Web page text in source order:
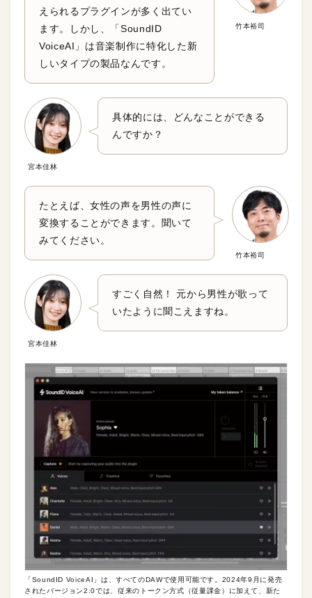
竹本裕司
えられるプラグインが多く出てい
ます。しかし、「SoundID
VoiceAI」は音楽制作に特化した新
しいタイプの製品なんです。
宮本佳林
具体的には、どんなことができる
んですか？
竹本裕司
たとえば、女性の声を男性の声に
変換することができます。聞いて
みてください。
宮本佳林
すごく自然！ 元から男性が歌って
いたように聞こえますね。
「SoundID VoiceAI」は、すべてのDAWで使用可能です。2024年9月に発売
されたバージョン2.0では、従来のトークン方式（従量課金）に加えて、新た